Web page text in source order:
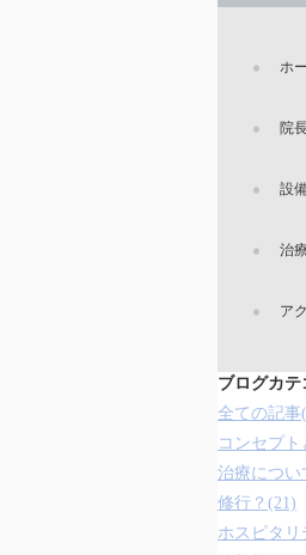
ホ
院
設
治
ア
ブログカテ
全ての記事
コンセプ
治療につい
修行？(21)
ホスピタリ